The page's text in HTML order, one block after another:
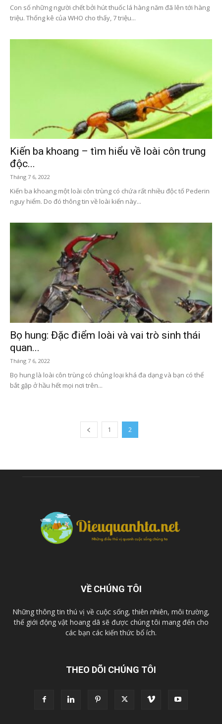
Con số những người chết bởi hút thuốc lá hàng năm đã lên tới hàng
triệu. Thống kê của WHO cho thấy, 7 triệu...
Kiến ba khoang – tìm hiểu về loài côn trung
độc...
Tháng 7 6, 2022
Kiến ba khoang một loài côn trùng có chứa rất nhiều độc tố Pederin
nguy hiểm. Do đó thông tin về loài kiến này...
Bọ hung: Đặc điểm loài và vai trò sinh thái
quan...
Tháng 7 6, 2022
Bọ hung là loài côn trùng có chủng loại khá đa dạng và bạn có thể
bắt gặp ở hầu hết mọi nơi trên...
1 2
VỀ CHÚNG TÔI
Những thông tin thú vị về cuộc sống, thiên nhiên, môi trường,
thế giới động vật hoang dã sẽ được chúng tôi mang đến cho
các bạn các kiến thức bổ ích.
THEO DÕI CHÚNG TÔI